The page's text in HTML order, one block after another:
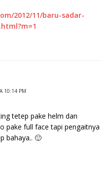
2012/11/baru-sadar-
10:14 PM
tetep pake helm dan
pake full face tapi pengaitnya
bahaya.. 🙂